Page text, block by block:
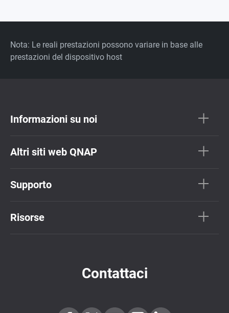
Nota: Le reali prestazioni possono variare in base alle
prestazioni del dispositivo host
Informazioni su noi
Altri siti web QNAP
Supporto
Risorse
Contattaci